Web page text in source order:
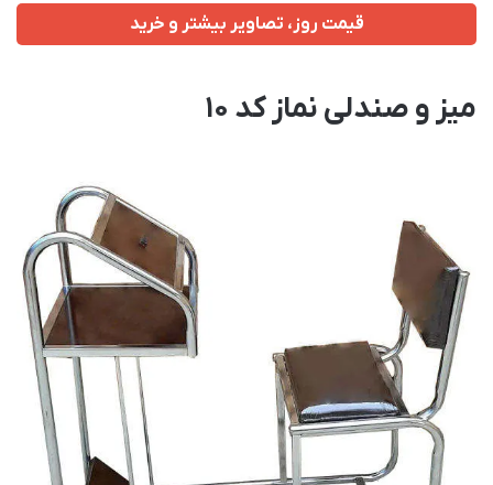
قیمت روز، تصاویر بیشتر و خرید
میز و صندلی نماز کد 10